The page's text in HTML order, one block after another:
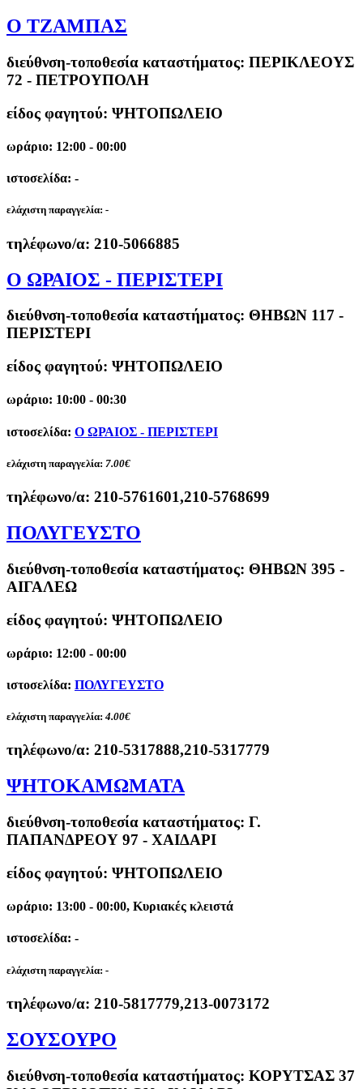
Ο ΤΖΑΜΠΑΣ
διεύθνση-τοποθεσία καταστήματος: ΠΕΡΙΚΛΕΟΥΣ
72 - ΠΕΤΡΟΥΠΟΛΗ
είδος φαγητού: ΨΗΤΟΠΩΛΕΙΟ
ωράριο: 12:00 - 00:00
ιστοσελίδα: -
ελάχιστη παραγγελία: -
τηλέφωνο/α: 210-5066885
Ο ΩΡΑΙΟΣ - ΠΕΡΙΣΤΕΡΙ
διεύθνση-τοποθεσία καταστήματος: ΘΗΒΩΝ 117 -
ΠΕΡΙΣΤΕΡΙ
είδος φαγητού: ΨΗΤΟΠΩΛΕΙΟ
ωράριο: 10:00 - 00:30
ιστοσελίδα: Ο ΩΡΑΙΟΣ - ΠΕΡΙΣΤΕΡΙ
ελάχιστη παραγγελία: 7.00€
τηλέφωνο/α: 210-5761601,210-5768699
ΠΟΛΥΓΕΥΣΤΟ
διεύθνση-τοποθεσία καταστήματος: ΘΗΒΩΝ 395 -
ΑΙΓΑΛΕΩ
είδος φαγητού: ΨΗΤΟΠΩΛΕΙΟ
ωράριο: 12:00 - 00:00
ιστοσελίδα: ΠΟΛΥΓΕΥΣΤΟ
ελάχιστη παραγγελία: 4.00€
τηλέφωνο/α: 210-5317888,210-5317779
ΨΗΤΟΚΑΜΩΜΑΤΑ
διεύθνση-τοποθεσία καταστήματος: Γ.
ΠΑΠΑΝΔΡΕΟΥ 97 - ΧΑΙΔΑΡΙ
είδος φαγητού: ΨΗΤΟΠΩΛΕΙΟ
ωράριο: 13:00 - 00:00, Κυριακές κλειστά
ιστοσελίδα: -
ελάχιστη παραγγελία: -
τηλέφωνο/α: 210-5817779,213-0073172
ΣΟΥΣΟΥΡΟ
διεύθνση-τοποθεσία καταστήματος: ΚΟΡΥΤΣΑΣ 37